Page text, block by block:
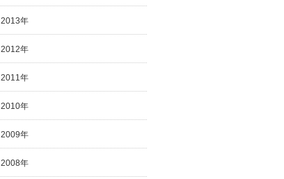
2013年
2012年
2011年
2010年
2009年
2008年